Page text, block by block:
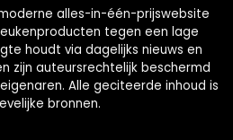
alles-in-één-prijswebsite
tegen een lage
houdt via dagelijks nieuws en
zijn auteursrechtelijk beschermd
Alle geciteerde inhoud is
bronnen.